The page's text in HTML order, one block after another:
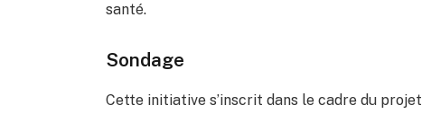
santé.
Sondage
Cette initiative s’inscrit dans le cadre du projet